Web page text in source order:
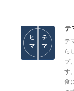
テ
テ
ら
プ
す
食